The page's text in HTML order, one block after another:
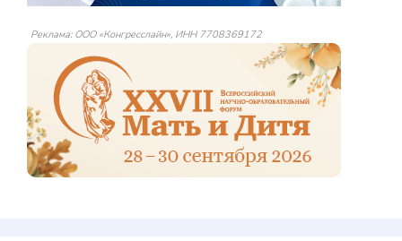
Реклама: ООО «Конгресслайн», ИНН 7708369172